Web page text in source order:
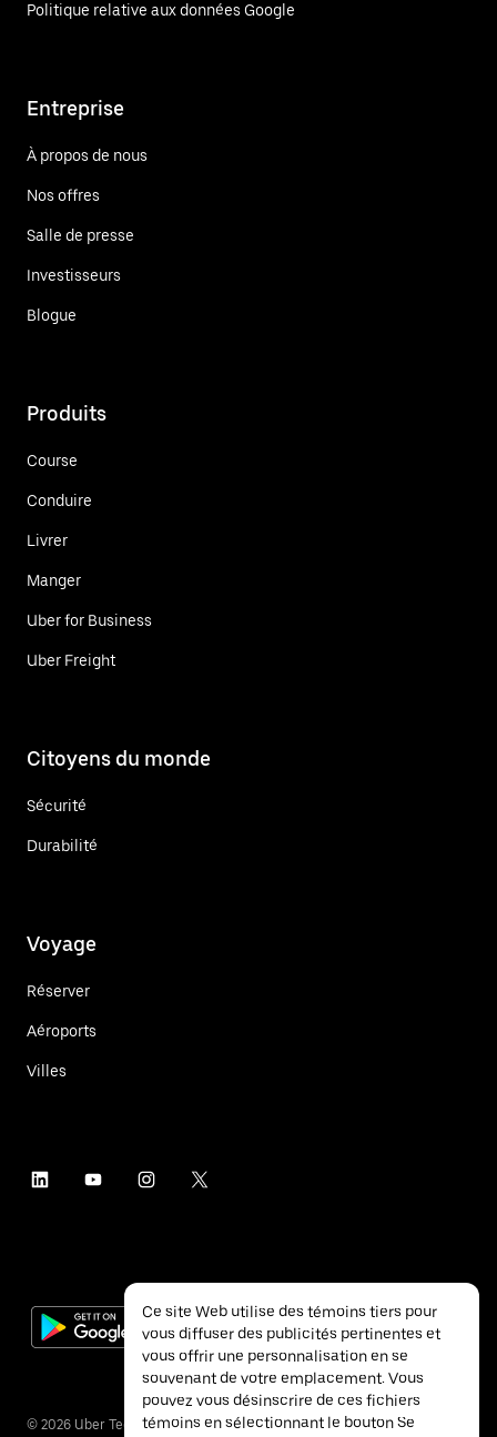
Politique relative aux données Google
Entreprise
À propos de nous
Nos offres
Salle de presse
Investisseurs
Blogue
Produits
Course
Conduire
Livrer
Manger
Uber for Business
Uber Freight
Citoyens du monde
Sécurité
Durabilité
Voyage
Réserver
Aéroports
Villes
© 2026 Uber Technologies inc.
Ce site Web utilise des témoins tiers pour
vous diffuser des publicités pertinentes et
vous offrir une personnalisation en se
souvenant de votre emplacement. Vous
pouvez vous désinscrire de ces fichiers
témoins en sélectionnant le bouton Se